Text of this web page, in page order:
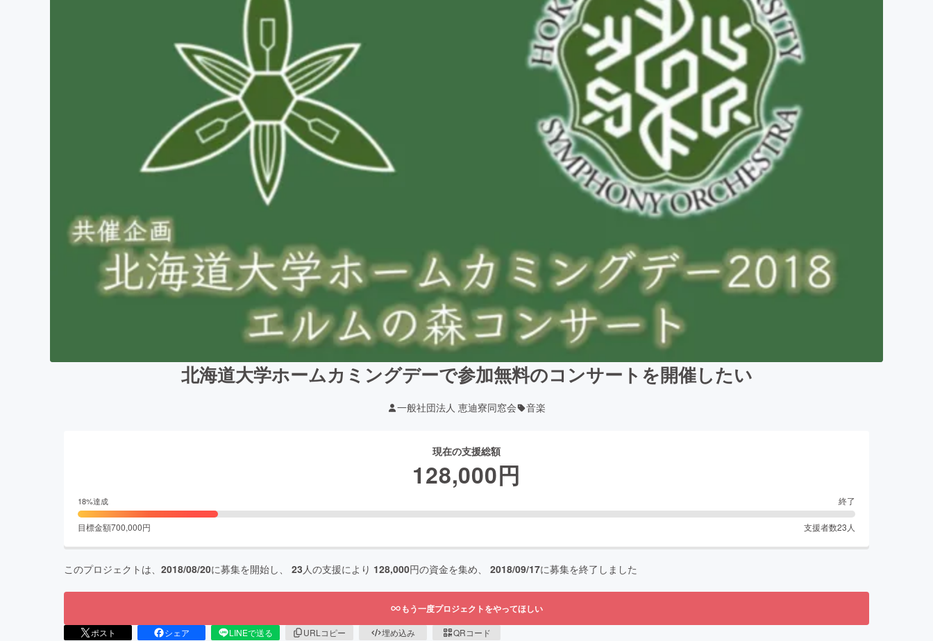
北海道大学ホームカミングデーで参加無料のコンサートを開催したい
一般社団法人 恵迪寮同窓会 音楽
現在の支援総額
128,000円
18%達成 終了
目標金額700,000円 支援者数23 人
このプロジェクトは、 2018/08/20に募集を開始し、 23人の支援により 128,000円の資金を集め、 2018/09/17に募集を終了しました
もう一度プロジェクトをやってほしい
ポスト シェア LINEで送る URLコピー 埋め込み QRコード